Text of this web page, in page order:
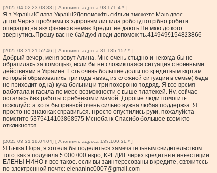
[2022-04-02 23:03:33] [ Аноним с адреса 93.171.4.* ]
Я з України!Слава Україні?Допоможіть скільки зможете.Маю двоє
діток.Через проблеми із здоровям лишила роботу,потрібно робити
операцію,на яку фінансів немає.Кредит не дають.Не маю до кого
звернутись.Прошу вас не байдужі люди допоможіть.4149499154823866
[2022-03-31 21:52:46] [ Аноним с адреса 31.135.152.* ]
Добрый вечер, меня зовут Алина. Мне очень стыдно и некогда бы не
обратилась за помощью, если бы не сложившаяся ситуация с военными
действиями в Украине. Есть очень большие долги по кредитным картам
который образовались три года назад из сложной ситуации в семье( беда
не приходит одна) куча больниц и три похороню подряд. Я все время
работала и гасила по мере возможности с выше платежей. Ну, сейчас
осталась без работы с ребёнком и мамой. Дорогие люди помогите
пожалуйста хотя бы гривной очень сильно нужна любая поддержка. Я
просто не знаю как справиться. Просто опустились руки, пожалуйста
помогите 5375414103868575 Монобанк Спасибо большое всем кто
откликнется
[2022-03-31 19:04:04] [ Аноним с адреса 138.199.31.* ]
Я Бекка Нора, я хотела бы поделиться замечательным свидетельством
того, как я получила 5 000 000 евро, КРЕДИТ через кредитные инвестиции
ЕЛЕНЫ НИНО и все такое. если вы заинтересованы в кредите, свяжитесь
по электронной почте: elenanino0007@gmail.com